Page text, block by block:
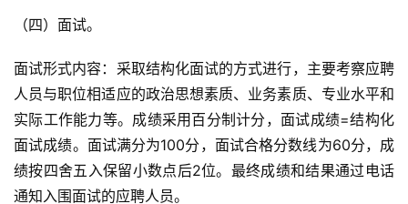
（四）面试。
面试形式内容：采取结构化面试的方式进行，主要考察应聘
人员与职位相适应的政治思想素质、业务素质、专业水平和
实际工作能力等。成绩采用百分制计分，面试成绩=结构化
面试成绩。面试满分为100分，面试合格分数线为60分，成
绩按四舍五入保留小数点后2位。最终成绩和结果通过电话
通知入围面试的应聘人员。